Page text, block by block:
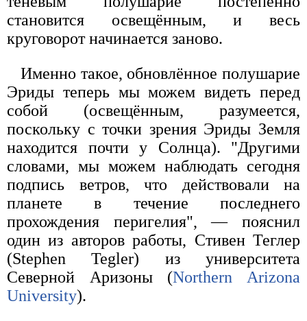
становится освещённым, и весь
круговорот начинается заново.
Именно такое, обновлённое полушарие
Эриды теперь мы можем видеть перед
собой (освещённым, разумеется,
поскольку с точки зрения Эриды Земля
находится почти у Солнца). "Другими
словами, мы можем наблюдать сегодня
подпись ветров, что действовали на
планете в течение последнего
прохождения перигелия", — пояснил
один из авторов работы, Стивен Теглер
(Stephen Tegler) из университета
Северной Аризоны (Northern Arizona
University).